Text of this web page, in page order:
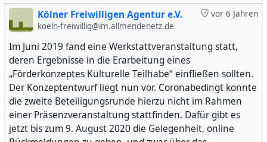
vor 6 Jahren
Kölner Freiwilligen Agentur e.V.
koeln-freiwillig@im.allmendenetz.de
Im Juni 2019 fand eine Werkstattveranstaltung statt,
deren Ergebnisse in die Erarbeitung eines
„Förderkonzeptes Kulturelle Teilhabe“ einfließen sollten.
Der Konzeptentwurf liegt nun vor. Coronabedingt konnte
die zweite Beteiligungsrunde hierzu nicht im Rahmen
einer Präsenzveranstaltung stattfinden. Dafür gibt es
jetzt bis zum 9. August 2020 die Gelegenheit, online